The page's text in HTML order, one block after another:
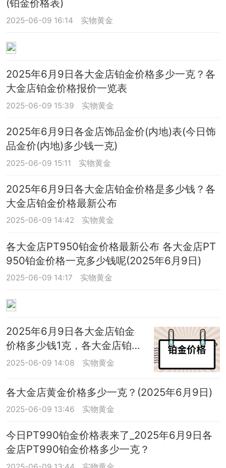
(铂金价格表)
2025-06-09 16:14 实物黄金
2025年6月9日各大金店铂金价格多少一克？各
大金店铂金价格报价一览表
2025-06-09 15:39 实物黄金
2025年6月9日各金店饰品金价(内地)表(今日饰
品金价(内地)多少钱一克)
2025-06-09 15:11 实物黄金
2025年6月9日各大金店铂金价格是多少钱？各
大金店铂金价格最新公布
2025-06-09 14:42 实物黄金
各大金店PT950铂金价格最新公布 各大金店PT
950铂金价格一克多少钱呢(2025年6月9日)
2025-06-09 14:17 实物黄金
2025年6月9日各大金店铂金
价格多少钱1克，各大金店铂金
价格最新来了
2025-06-09 14:08 实物黄金
各大金店黄金价格多少一克？(2025年6月9日)
2025-06-09 13:46 实物黄金
今日PT990铂金价格表来了_2025年6月9日各
金店PT990铂金价格多少一克？